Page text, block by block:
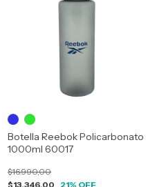
Botella Reebok Policarbonato
1000ml 60017
$13.346,00
$16.990,00
21% OFF